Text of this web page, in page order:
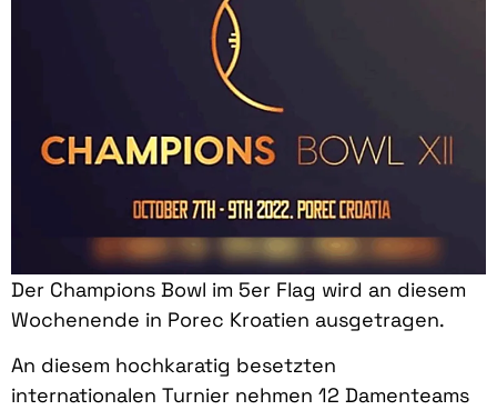
Der Champions Bowl im 5er Flag wird an diesem
Wochenende in Porec Kroatien ausgetragen.
An diesem hochkaratig besetzten
internationalen Turnier nehmen 12 Damenteams